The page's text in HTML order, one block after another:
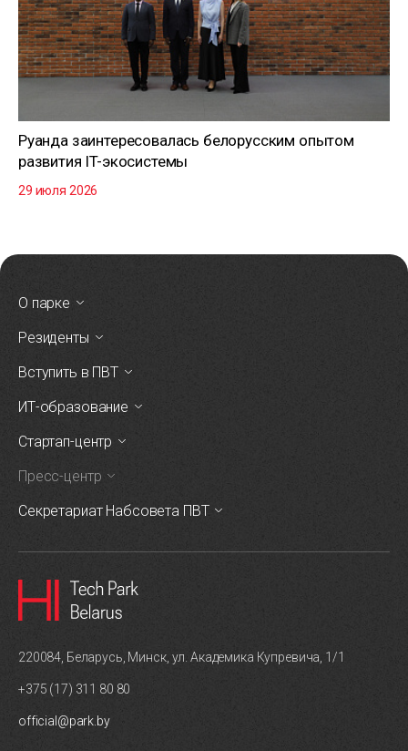
Руанда заинтересовалась белорусским опытом
развития IT-экосистемы
29 июля 2026
О парке
Резиденты
Вступить в ПВТ
ИТ-образование
Стартап-центр
Пресс-центр
Секретариат Набсовета ПВТ
220084, Беларусь, Минск, ул. Академика Купревича, 1/1
+375 (17) 311 80 80
official@park.by